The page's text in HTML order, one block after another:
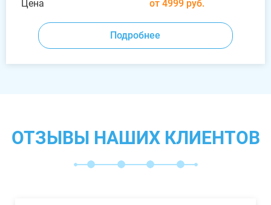
Цена
от 4999 руб.
Подробнее
ОТЗЫВЫ НАШИХ КЛИЕНТОВ